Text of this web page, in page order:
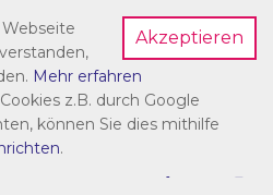
Dein Account
Akzeptieren
Mehr erfahren
z.B. durch Google
können Sie dies mithilfe
.